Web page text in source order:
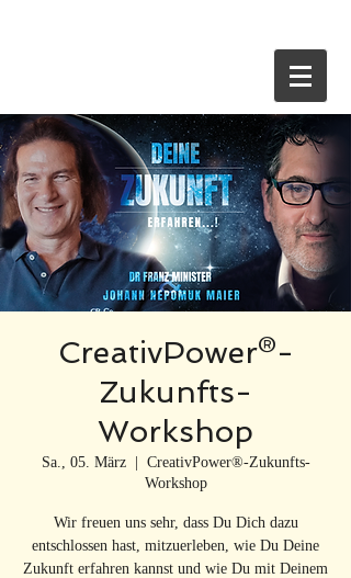
CreativPower®-
Zukunfts-
Workshop
Sa., 05. März
  |
CreativPower®-Zukunfts-
Workshop
Wir freuen uns sehr, dass Du Dich dazu
entschlossen hast, mitzuerleben, wie Du Deine
Zukunft erfahren kannst und wie Du mit Deinem